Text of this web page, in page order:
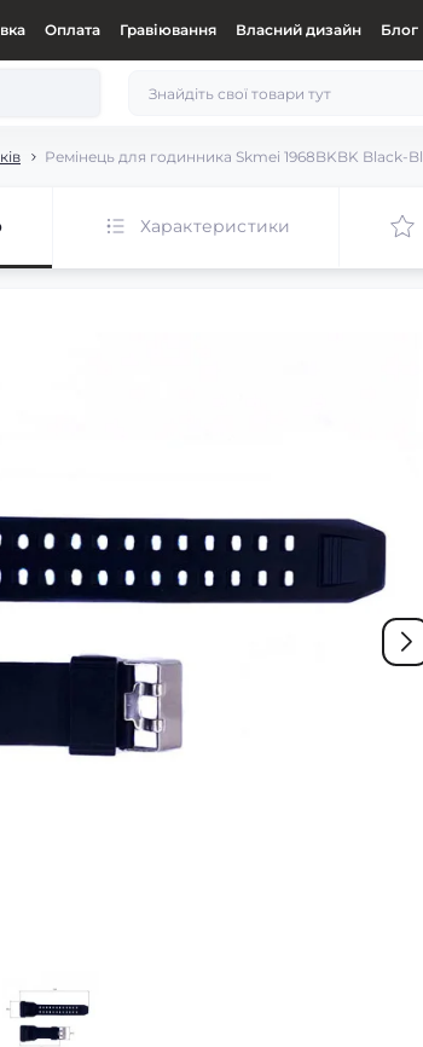
Оплата Гравіювання Власний дизайн Блог
Ремінець для годинника Skmei 1968BKBK Black-
Характеристики